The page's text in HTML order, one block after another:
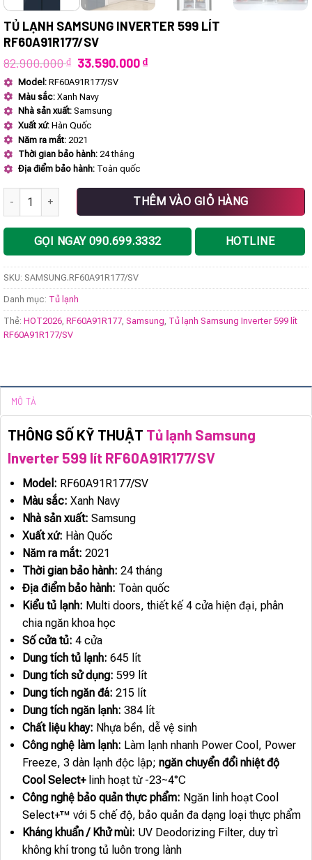
TỦ LẠNH SAMSUNG INVERTER 599 LÍT
RF60A91R177/SV
82.900.000₫ Giá
là:
82.900.000 ₫.
33.590.000₫Giá
Model: RF60A91R177/SV
Màu sắc: Xanh Navy
Nhà sản xuất: Samsung
Xuất xứ: Hàn Quốc
Năm ra mắt: 2021
Thời gian bảo hành: 24 tháng
Địa điểm bảo hành: Toàn quốc
Tủ lạnh Samsung Inverter 599 lít RF60A91R177/SV số lượng
THÊM VÀO GIỎ HÀNG
GỌI NGAY 090.699.3332 HOTLINE
SKU: SAMSUNG.RF60A91R177/SV
Danh mục: Tủ lạnh
Thẻ: HOT2026 RF60A91R177 Samsung Tủ lạnh Samsung Inverter 599 lít
RF60A91R177/SV
MÔ TẢ
THÔNG SỐ KỸ THUẬT Tủ lạnh Samsung
Inverter 599 lít RF60A91R177/SV
Model: RF60A91R177/SV
Màu sắc: Xanh Navy
Nhà sản xuất: Samsung
Xuất xứ: Hàn Quốc
Năm ra mắt: 2021
Thời gian bảo hành: 24 tháng
Địa điểm bảo hành: Toàn quốc
Kiểu tủ lạnh: Multi doors, thiết kế 4 cửa hiện đại, phân
chia ngăn khoa học
Số cửa tủ: 4 cửa
Dung tích tủ lạnh: 645 lít
Dung tích sử dụng: 599 lít
Dung tích ngăn đá: 215 lít
Dung tích ngăn lạnh: 384 lít
Chất liệu khay: Nhựa bền, dễ vệ sinh
Công nghệ làm lạnh: Làm lạnh nhanh Power Cool, Power
Freeze, 3 dàn lạnh độc lập; ngăn chuyển đổi nhiệt độ
Cool Select+linh hoạt từ -23~4°C
Công nghệ bảo quản thực phẩm: Ngăn linh hoạt Cool
Select+™ với 5 chế độ, bảo quản đa dạng loại thực phẩm
Kháng khuẩn / Khử mùi: UV Deodorizing Filter, duy trì
không khí trong tủ luôn trong lành